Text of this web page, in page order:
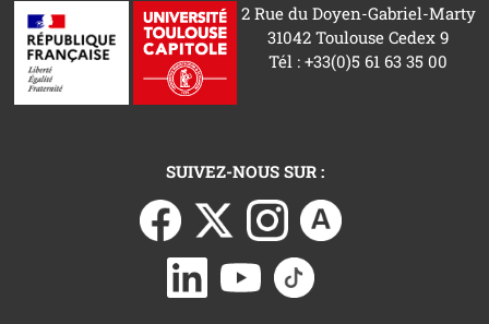
2 Rue du Doyen-Gabriel-Marty
31042 Toulouse Cedex 9
Tél : +33(0)5 61 63 35 00
SUIVEZ-NOUS SUR :